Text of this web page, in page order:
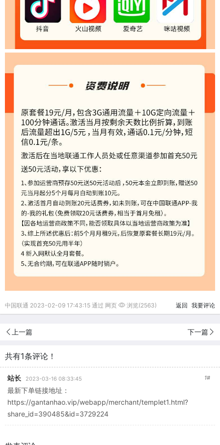
中国联通 2023-02-09 17:43:15 通过 网页 浏览(2563) 返回 我要评论
上一篇 下一篇
共有1条评论！
站长 2023-03-16 08:33:45 1#
最新下单链接地址：
https://gantanhao.vip/webapp/merchant/templet1.html?
share_id=390485&id=3729224